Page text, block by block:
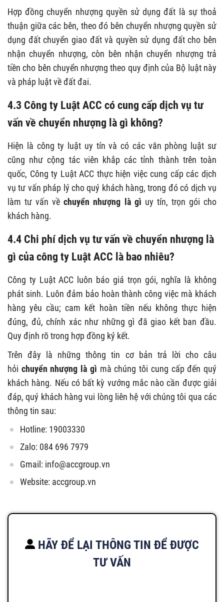
Hợp đồng chuyển nhượng quyền sử dụng đất là sự thoả
thuận giữa các bên, theo đó bên chuyển nhượng quyền sử
dụng đất chuyển giao đất và quyền sử dụng đất cho bên
nhận chuyển nhượng, còn bên nhận chuyển nhượng trả
tiền cho bên chuyển nhượng theo quy định của Bộ luật này
và pháp luật về đất đai.
4.3 Công ty Luật ACC có cung cấp dịch vụ tư
vấn về chuyển nhượng là gì không?
Hiện là công ty luật uy tín và có các văn phòng luật sư
cũng như cộng tác viên khắp các tỉnh thành trên toàn
quốc, Công ty Luật ACC thực hiện việc cung cấp các dịch
vụ tư vấn pháp lý cho quý khách hàng, trong đó có dịch vụ
làm tư vấn vềchuyển nhượng là gì uy tín, trọn gói cho
khách hàng.
4.4 Chi phí dịch vụ tư vấn về chuyển nhượng là
gì của công ty Luật ACC là bao nhiêu?
Công ty Luật ACC luôn báo giá trọn gói, nghĩa là không
phát sinh. Luôn đảm bảo hoàn thành công việc mà khách
hàng yêu cầu; cam kết hoàn tiền nếu không thực hiện
đúng, đủ, chính xác như những gì đã giao kết ban đầu.
Quy định rõ trong hợp đồng ký kết.
Trên đây là những thông tin cơ bản trả lời cho câu
hỏi chuyển nhượng là gì mà chúng tôi cung cấp đến quý
khách hàng. Nếu có bất kỳ vướng mắc nào cần được giải
đáp, quý khách hàng vui lòng liên hệ với chúng tôi qua các
thông tin sau:
Hotline: 19003330
Zalo: 084 696 7979
Gmail: info@accgroup.vn
Website: accgroup.vn
HÃY ĐỂ LẠI THÔNG TIN ĐỂ ĐƯỢC
TƯ VẤN